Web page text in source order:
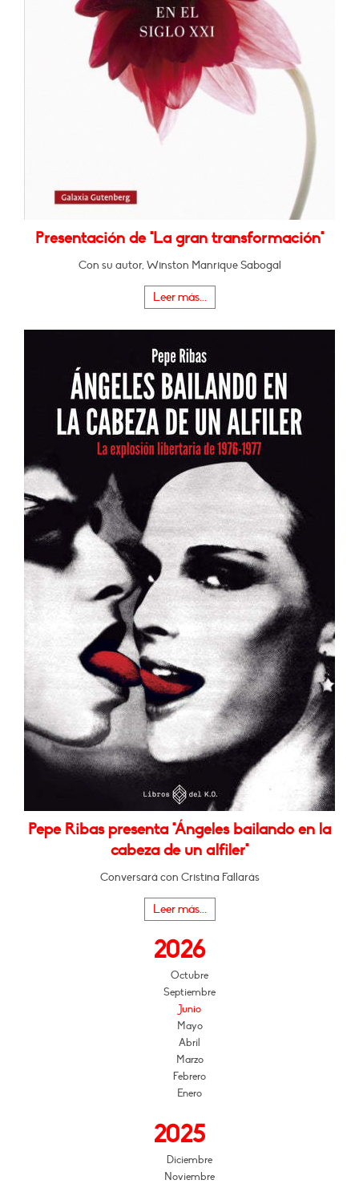
Presentación de "La gran transformación"
Con su autor, Winston Manrique Sabogal
Leer más...
Pepe Ribas presenta "Ángeles bailando en la
cabeza de un alfiler"
Conversará con Cristina Fallarás
Leer más...
2026
Octubre
Septiembre
Junio
Mayo
Abril
Marzo
Febrero
Enero
2025
Diciembre
Noviembre